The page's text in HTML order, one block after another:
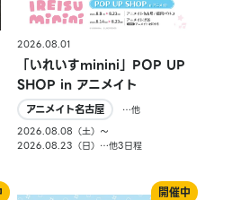
2026.08.01
「いれいすminini」POP UP
SHOP in アニメイト
アニメイト名古屋
…他
2026.08.08（土）〜
2026.08.23（日）…他3日程